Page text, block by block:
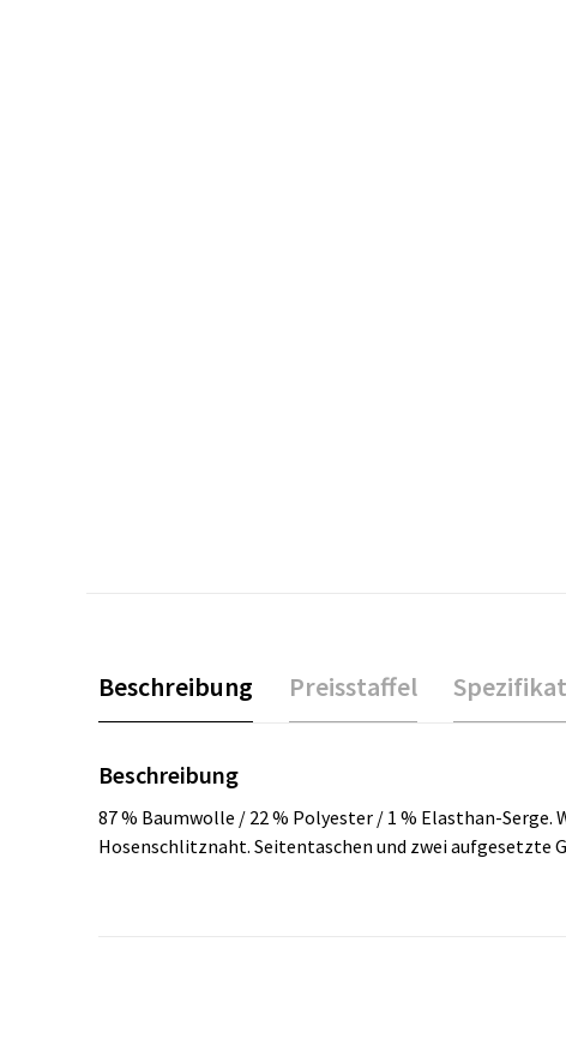
Beschreibung Preisstaffel
Beschreibung
87 % Baumwolle / 22 % Polyester / 1 % Elasthan-
Hosenschlitznaht. Seitentaschen und zwei aufgesetzte